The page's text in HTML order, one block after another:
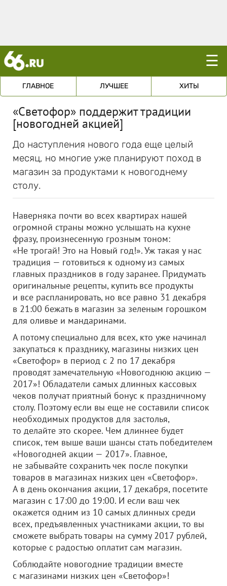
☰
ГЛАВНОЕ ЛУЧШЕЕ ХИТЫ
«Светофор» поддержит традиции
[новогодней акцией]
До наступления нового года еще целый
месяц, но многие уже планируют поход в
магазин за продуктами к новогоднему
столу.
Наверняка почти во всех квартирах нашей
огромной страны можно услышать на кухне
фразу, произнесенную грозным тоном:
«Не трогай! Это на Новый год!». Уж такая у нас
традиция — готовиться к одному из самых
главных праздников в году заранее. Придумать
оригинальные рецепты, купить все продукты
и все распланировать, но все равно 31 декабря
в 21:00 бежать в магазин за зеленым горошком
для оливье и мандаринами.
А потому специально для всех, кто уже начинал
закупаться к празднику, магазины низких цен
«Светофор» в период с 2 по 17 декабря
проводят замечательную «Новогоднюю акцию —
2017»! Обладатели самых длинных кассовых
чеков получат приятный бонус к праздничному
столу. Поэтому если вы еще не составили список
необходимых продуктов для застолья,
то делайте это скорее. Чем длиннее будет
список, тем выше ваши шансы стать победителем
«Новогодней акции — 2017». Главное,
не забывайте сохранить чек после покупки
товаров в магазинах низких цен «Светофор».
А в день окончания акции, 17 декабря, посетите
магазин с 17:00 до 19:00. И если ваш чек
окажется одним из 10 самых длинных среди
всех, предъявленных участниками акции, то вы
сможете выбрать товары на сумму 2017 рублей,
которые с радостью оплатит сам магазин.
Соблюдайте новогодние традиции вместе
с магазинами низких цен «Светофор»!